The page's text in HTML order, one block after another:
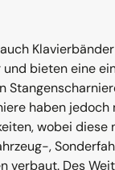
bieten eine
haben
wobei
,
verbaut. Des